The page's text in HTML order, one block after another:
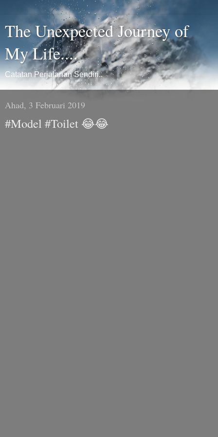
The Unexpected Journey of
My Life....
Catatan Perjalanan Sendiri..
Ahad, 3 Februari 2019
#Model #Toilet 😂😂